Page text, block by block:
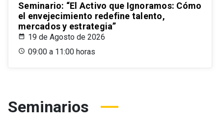
Seminario: “El Activo que Ignoramos: Cómo
el envejecimiento redefine talento,
mercados y estrategia”
19 de Agosto de 2026
09:00 a 11:00 horas
Seminarios